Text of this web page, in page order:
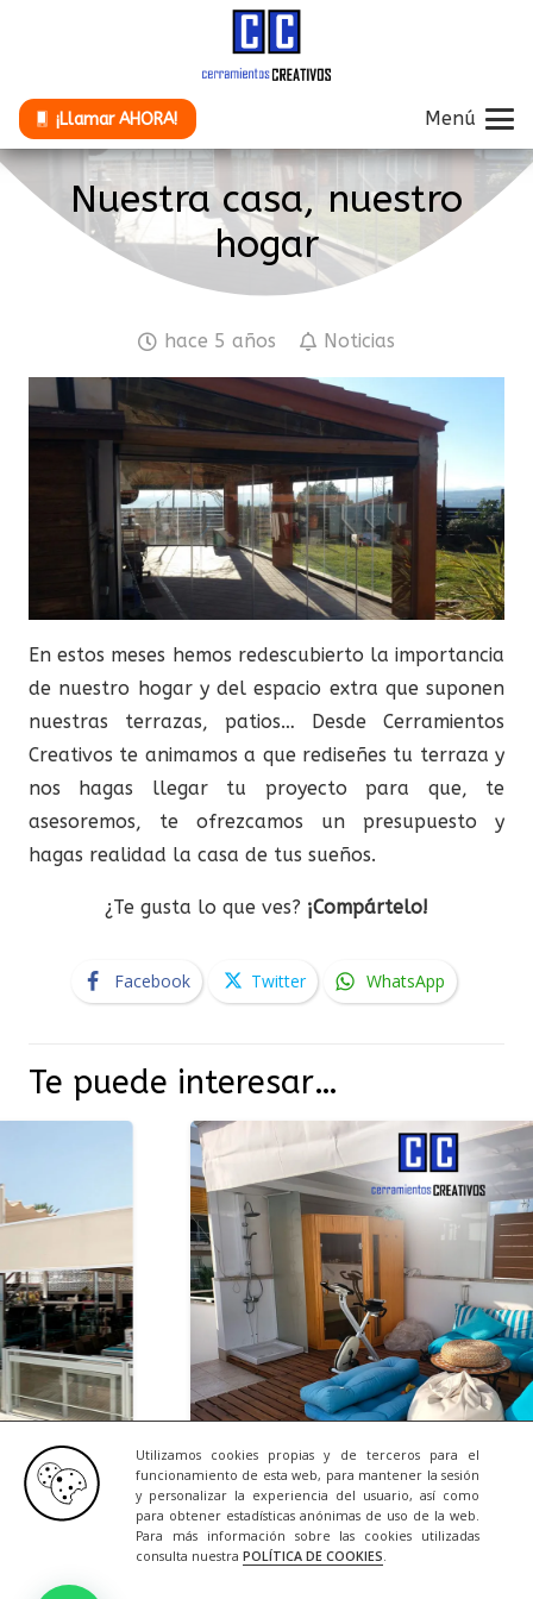
Utilizamos cookies propias y de terceros para el
funcionamiento de esta web, para mantener la sesión
y personalizar la experiencia del usuario, así como
para obtener estadísticas anónimas de uso de la web.
Para más información sobre las cookies utilizadas
consulta nuestra POLÍTICA DE COOKIES.
¡Llamar AHORA! Menú
Nuestra casa, nuestro
hogar
hace 5 años Noticias
En estos meses hemos redescubierto la importancia
de nuestro hogar y del espacio extra que suponen
nuestras terrazas, patios… Desde Cerramientos
Creativos te animamos a que rediseñes tu terraza y
nos hagas llegar tu proyecto para que, te
asesoremos, te ofrezcamos un presupuesto y
hagas realidad la casa de tus sueños.
¿Te gusta lo que ves? ¡Compártelo!
Facebook Twitter WhatsApp
Te puede interesar…
NOTICIAS 23/07/2026
Una Terraza que se